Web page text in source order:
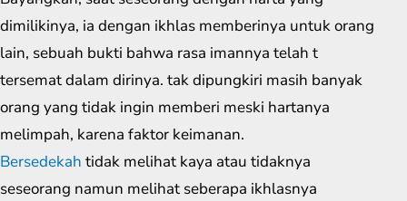
dimilikinya, ia dengan ikhlas memberinya untuk orang
lain, sebuah bukti bahwa rasa imannya telah t
tersemat dalam dirinya. tak dipungkiri masih banyak
orang yang tidak ingin memberi meski hartanya
melimpah, karena faktor keimanan.
Bersedekah tidak melihat kaya atau tidaknya
seseorang namun melihat seberapa ikhlasnya